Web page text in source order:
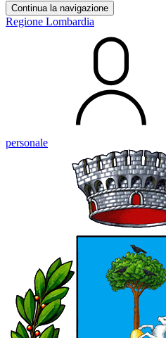
Continua la navigazione
Regione Lombardia
personale